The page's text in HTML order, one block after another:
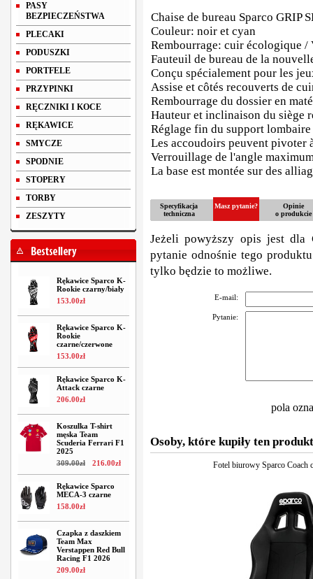
PASY
BEZPIECZEŃSTWA
PLECAKI
PODUSZKI
PORTFELE
PRZYPINKI
RĘCZNIKI I KOCE
RĘKAWICE
SMYCZE
SPODNIE
STOPERY
TORBY
ZESZYTY
Rękawice Sparco K-
Rookie czarny/biały
153.00zł
Rękawice Sparco K-
Rookie
czarne/czerwone
153.00zł
Rękawice Sparco K-
Attack czarne
206.00zł
Koszulka T-shirt
męska Team
Scuderia Ferrari F1
2025
309.00zł 216.00zł
Rękawice Sparco
MECA-3 czarne
158.00zł
Czapka z daszkiem
Team Max
Verstappen Red Bull
Racing F1 2026
209.00zł
Chaise de bureau Sparco GRIP
Couleur: noir et cyan
Rembourrage: cuir écologique /
Fauteuil de bureau de la
Conçu spécialement pour les
Assise et côtés recouverts de
Rembourrage du dossier en
Hauteur et inclinaison du siège
Réglage fin du support lombaire
Les accoudoirs peuvent pivoter
Verrouillage de l'angle
La base est montée sur des
Specyfikacja
techniczna
Masz pytanie?
Opinie
o produkcie
Jeżeli powyższy opis jest dla
pytanie odnośnie tego
tylko będzie to możliwe.
E-mail:
Pytanie:
pola
Osoby, które kupiły ten
Fotel biurowy Sparco Coach